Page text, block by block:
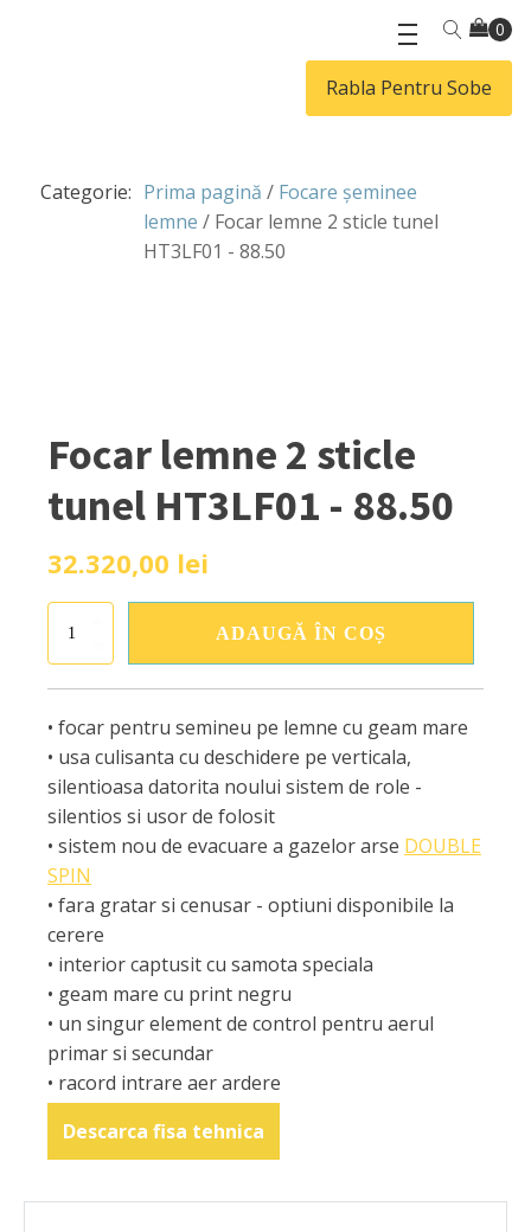
Rabla Pentru Sobe
Categorie: Prima pagină / Focare șeminee
lemne / Focar lemne 2 sticle tunel
HT3LF01 - 88.50
Focar lemne 2 sticle
tunel HT3LF01 - 88.50
32.320,00 lei
lemne
2
tunel
HT3LF01
-
ADAUGĂ ÎN COȘ
• focar pentru semineu pe lemne cu geam mare
• usa culisanta cu deschidere pe verticala,
silentioasa datorita noului sistem de role -
silentios si usor de folosit
• sistem nou de evacuare a gazelor arse DOUBLE
SPIN
• fara gratar si cenusar - optiuni disponibile la
cerere
• interior captusit cu samota speciala
• geam mare cu print negru
• un singur element de control pentru aerul
primar si secundar
• racord intrare aer ardere
Descarca fisa tehnica